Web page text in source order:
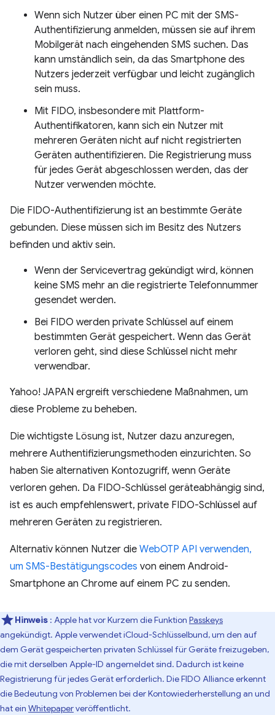
Wenn sich Nutzer über einen PC mit der SMS-
Authentifizierung anmelden, müssen sie auf ihrem
Mobilgerät nach eingehenden SMS suchen. Das
kann umständlich sein, da das Smartphone des
Nutzers jederzeit verfügbar und leicht zugänglich
sein muss.
Mit FIDO, insbesondere mit Plattform-
Authentifikatoren, kann sich ein Nutzer mit
mehreren Geräten nicht auf nicht registrierten
Geräten authentifizieren. Die Registrierung muss
für jedes Gerät abgeschlossen werden, das der
Nutzer verwenden möchte.
Die FIDO-Authentifizierung ist an bestimmte Geräte
gebunden. Diese müssen sich im Besitz des Nutzers
befinden und aktiv sein.
Wenn der Servicevertrag gekündigt wird, können
keine SMS mehr an die registrierte Telefonnummer
gesendet werden.
Bei FIDO werden private Schlüssel auf einem
bestimmten Gerät gespeichert. Wenn das Gerät
verloren geht, sind diese Schlüssel nicht mehr
verwendbar.
Yahoo! JAPAN ergreift verschiedene Maßnahmen, um
diese Probleme zu beheben.
Die wichtigste Lösung ist, Nutzer dazu anzuregen,
mehrere Authentifizierungsmethoden einzurichten. So
haben Sie alternativen Kontozugriff, wenn Geräte
verloren gehen. Da FIDO-Schlüssel geräteabhängig sind,
ist es auch empfehlenswert, private FIDO-Schlüssel auf
mehreren Geräten zu registrieren.
Alternativ können Nutzer die WebOTP API verwenden,
um SMS-Bestätigungscodes von einem Android-
Smartphone an Chrome auf einem PC zu senden.
Hinweis : Apple hat vor Kurzem die Funktion Passkeys
angekündigt. Apple verwendet iCloud-Schlüsselbund, um den auf
dem Gerät gespeicherten privaten Schlüssel für Geräte freizugeben,
die mit derselben Apple-ID angemeldet sind. Dadurch ist keine
Registrierung für jedes Gerät erforderlich. Die FIDO Alliance erkennt
die Bedeutung von Problemen bei der Kontowiederherstellung an und
hat ein Whitepaperveröffentlicht.